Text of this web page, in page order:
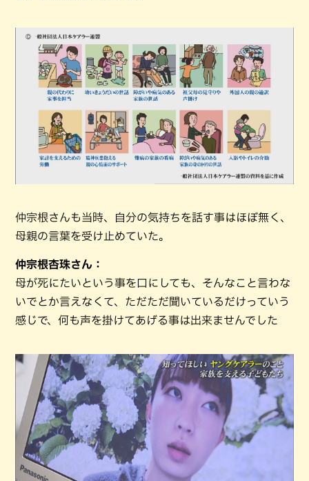
仲宗根さんも当時、自分の気持ちを話す事はほぼ無く、
母親の言葉を受け止めていた。
仲宗根杏珠さん：
母が死にたいという事を口にしても、そんなこと言わな
いでとか言えなくて、ただただ聞いているだけっていう
感じで、何も声を掛けてあげる事は出来ませんでした